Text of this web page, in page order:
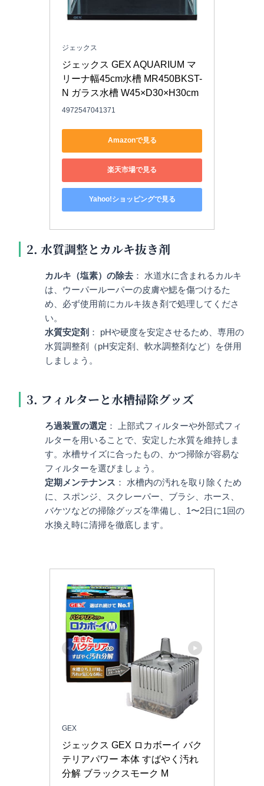
ジェックス
ジェックス GEX AQUARIUM マ
リーナ幅45cm水槽 MR450BKST-
N ガラス水槽 W45×D30×H30cm
4972547041371
Amazonで見る
楽天市場で見る
Yahoo!ショッピングで見る
2. 水質調整とカルキ抜き剤
カルキ（塩素）の除去 ： 水道水に含まれるカルキ
は、ウーパールーパーの皮膚や鰓を傷つけるた
め、必ず使用前にカルキ抜き剤で処理してくださ
い。
水質安定剤 ： pHや硬度を安定させるため、専用の
水質調整剤（pH安定剤、軟水調整剤など）を併用
しましょう。
3. フィルターと水槽掃除グッズ
ろ過装置の選定 ： 上部式フィルターや外部式フィ
ルターを用いることで、安定した水質を維持しま
す。水槽サイズに合ったもの、かつ掃除が容易な
フィルターを選びましょう。
定期メンテナンス ： 水槽内の汚れを取り除くため
に、スポンジ、スクレーパー、ブラシ、ホース、
バケツなどの掃除グッズを準備し、1〜2日に1回の
水換え時に清掃を徹底します。
GEX
ジェックス GEX ロカボーイ バク
テリアパワー 本体 すばやく汚れ
分解 ブラックスモーク M